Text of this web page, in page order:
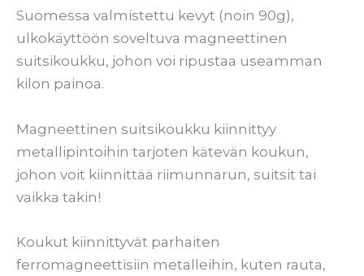
Suomessa valmistettu kevyt (noin 90g),
ulkokäyttöön soveltuva magneettinen
suitsikoukku, johon voi ripustaa useamman
kilon painoa.
Magneettinen suitsikoukku kiinnittyy
metallipintoihin tarjoten kätevän koukun,
johon voit kiinnittää riimunnarun, suitsit tai
vaikka takin!
Koukut kiinnittyvät parhaiten
ferromagneettisiin metalleihin, kuten rauta,